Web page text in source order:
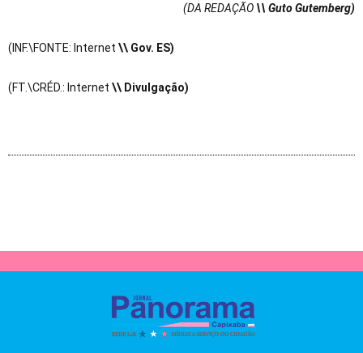
(DA REDAÇÃO \\ Guto Gutemberg)
(INF.\FONTE: Internet \\ Gov. ES)
(FT.\CRÉD.: Internet \\ Divulgação)